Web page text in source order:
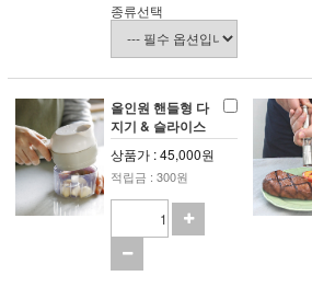
종류선택
올인원 핸들형 다
지기 & 슬라이스
상품가 : 45,000원
적립금 : 300원